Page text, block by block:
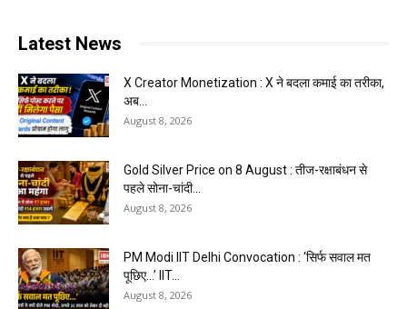
Latest News
X Creator Monetization : X ने बदला कमाई का तरीका,
अब...
August 8, 2026
Gold Silver Price on 8 August : तीज-रक्षाबंधन से
पहले सोना-चांदी...
August 8, 2026
PM Modi IIT Delhi Convocation : ‘सिर्फ सवाल मत
पूछिए…’ IIT...
August 8, 2026